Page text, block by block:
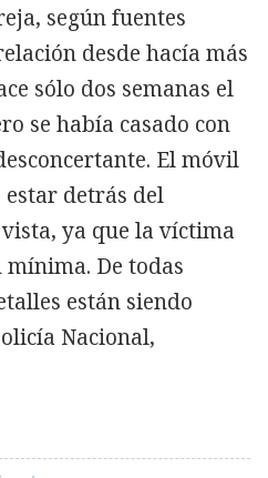
según fuentes
desde hacía más
sólo dos semanas el
se había casado con
El móvil
estar detrás del
ya que la víctima
De todas
están siendo
Nacional,